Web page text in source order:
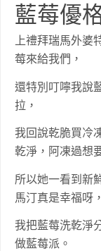
藍莓優
上禮拜瑞馬外婆
莓來給我們，
還特別叮嚀我說
拉，
我回說乾脆買冷
乾淨，阿凍過想
所以她一看到新
馬汀真是幸福呀
我把藍莓洗乾淨
做藍莓派。